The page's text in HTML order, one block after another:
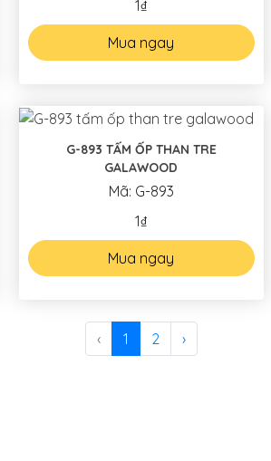
1₫
Mua ngay
G-893 TẤM ỐP THAN TRE
GALAWOOD
Mã: G-893
1₫
Mua ngay
‹ 1 2 ›